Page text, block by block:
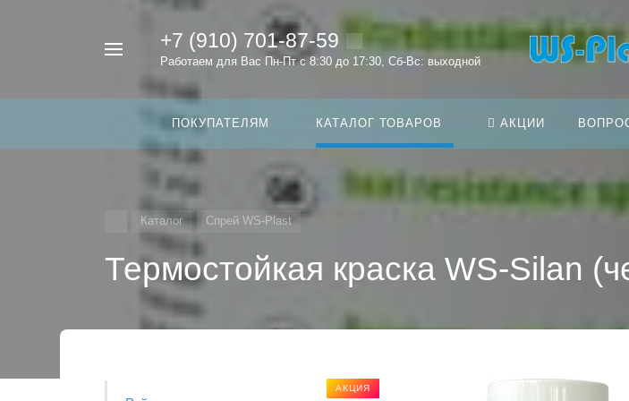
+7 (910) 701-87-59
Работаем для Вас Пн-Пт с 8:30 до 17:30, Сб-Вс: выходной
ПОКУПАТЕЛЯМ КАТАЛОГ ТОВАРОВ АКЦИИ
Каталог Спрей WS-Plast
Термостойкая краска WS-Silan
АКЦИЯ